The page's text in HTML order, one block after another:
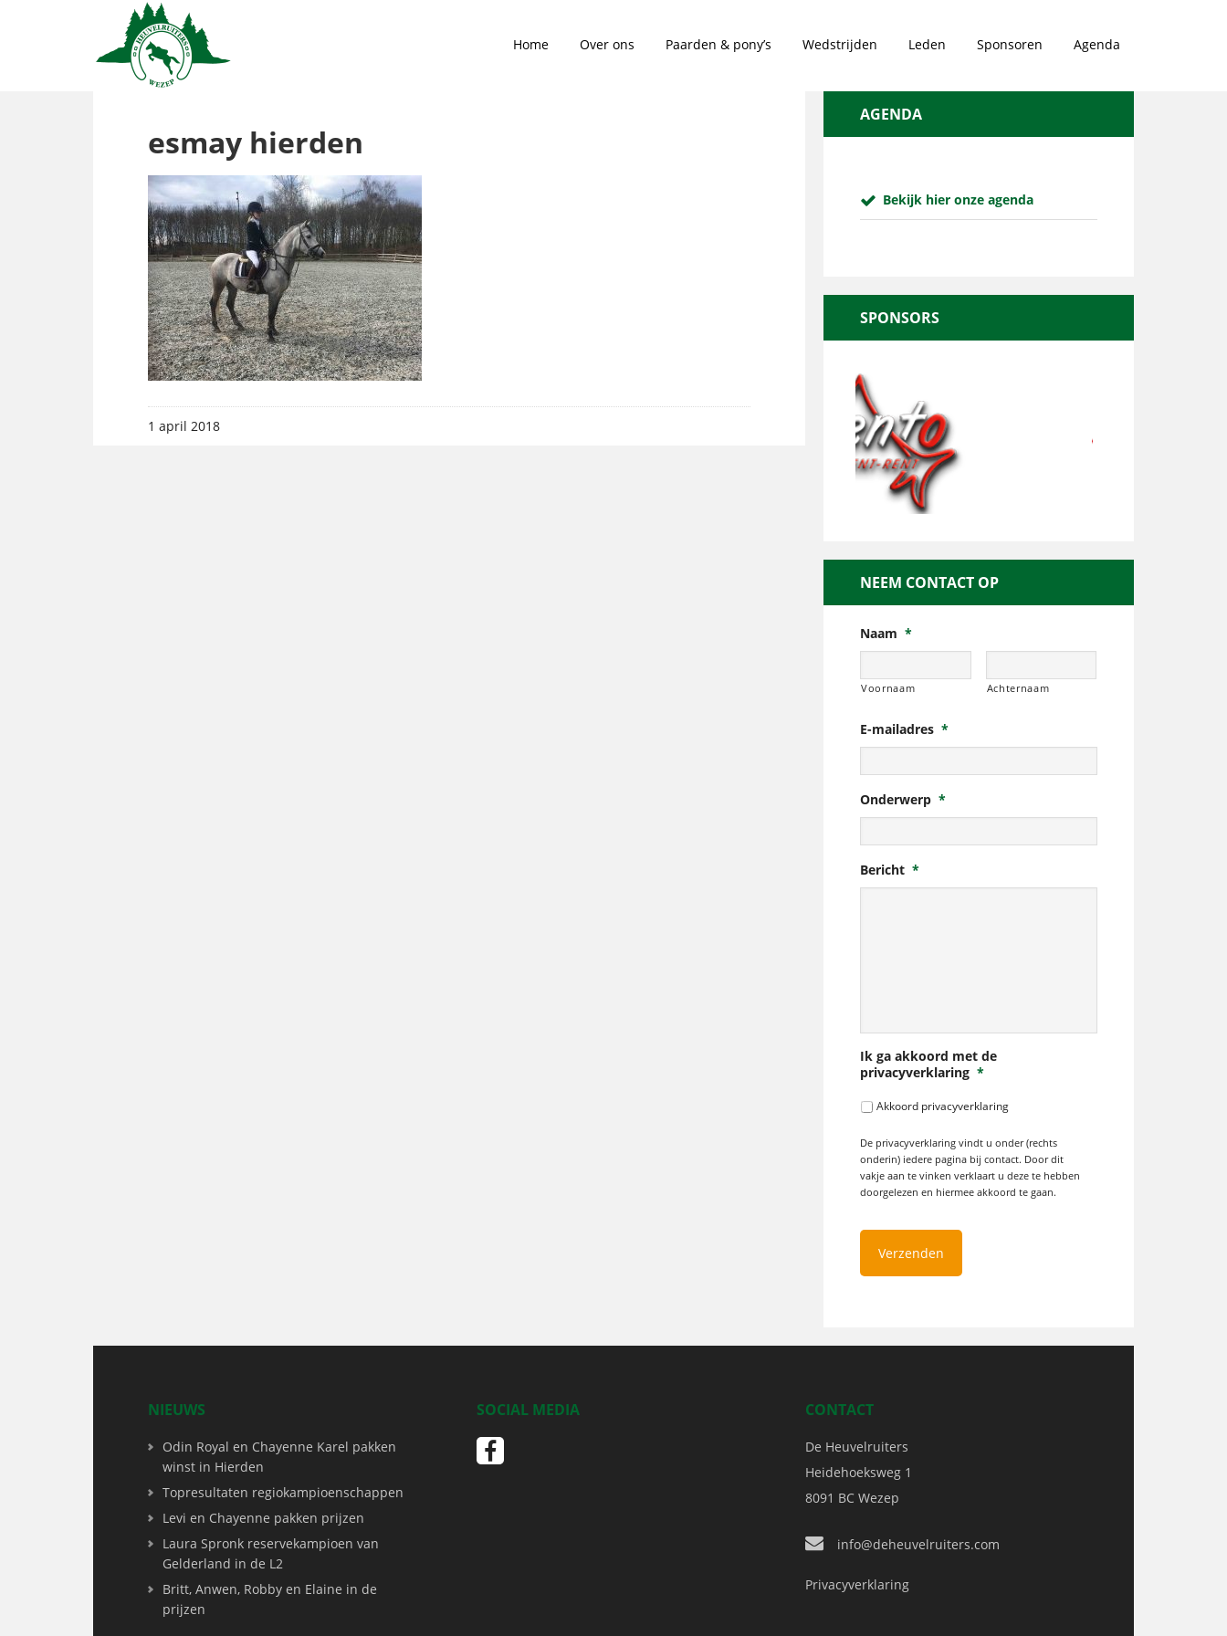
Home Over ons Paarden & pony’s Wedstrijden Leden Sponsoren Agenda
esmay hierden
1 april 2018
AGENDA
Bekijk hier onze agenda
SPONSORS
NEEM CONTACT OP
Naam *
Voornaam Achternaam
E-mailadres *
Onderwerp *
Bericht *
Ik ga akkoord met de
privacyverklaring *
Akkoord privacyverklaring
De privacyverklaring vindt u onder (rechts
onderin) iedere pagina bij contact. Door dit
vakje aan te vinken verklaart u deze te hebben
doorgelezen en hiermee akkoord te gaan.
NIEUWS
Odin Royal en Chayenne Karel pakken
winst in Hierden
Topresultaten regiokampioenschappen
Levi en Chayenne pakken prijzen
Laura Spronk reservekampioen van
Gelderland in de L2
Britt, Anwen, Robby en Elaine in de
prijzen
SOCIAL MEDIA CONTACT
De Heuvelruiters
Heidehoeksweg 1
8091 BC Wezep
info@deheuvelruiters.com
Privacyverklaring